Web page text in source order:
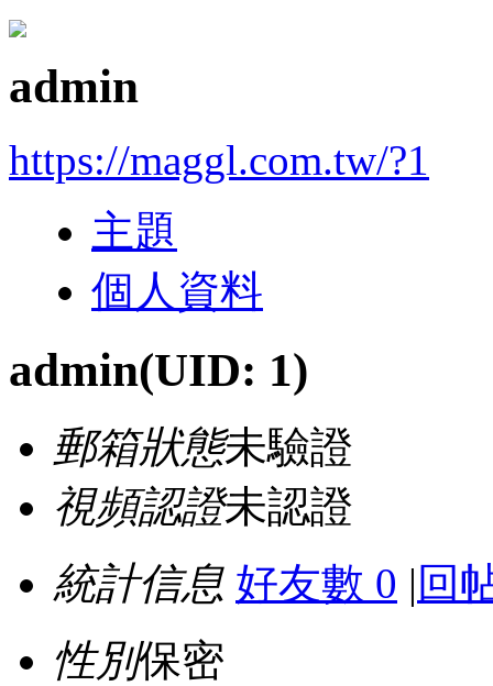
admin
https://maggl.com.tw/?1
主題
個人資料
admin(UID: 1)
郵箱狀態未驗證
視頻認證未認證
統計信息 好友數 0 | 回
性別保密